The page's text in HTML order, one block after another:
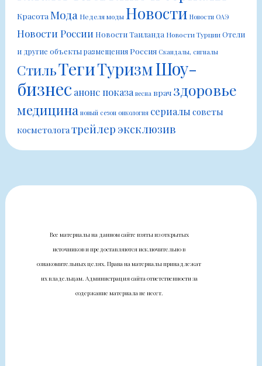
Красота Мода Неделя моды Новости Новости ОАЭ
Новости России Новости Таиланда Новости ТурцииОтели
и другие объекты размещенияРоссия Скандалы, сигналы
СтильТегиТуризмШоу-
бизнес анонс показа весна врач здоровье
медицина новый сезон онкология сериалы советы
косметологатрейлер эксклюзив
Все материалы на данном сайте взяты из открытых
источников и предоставляются исключительно в
ознакомительных целях. Права на материалы принадлежат
их владельцам. Администрация сайта ответственности за
содержание материала не несет.